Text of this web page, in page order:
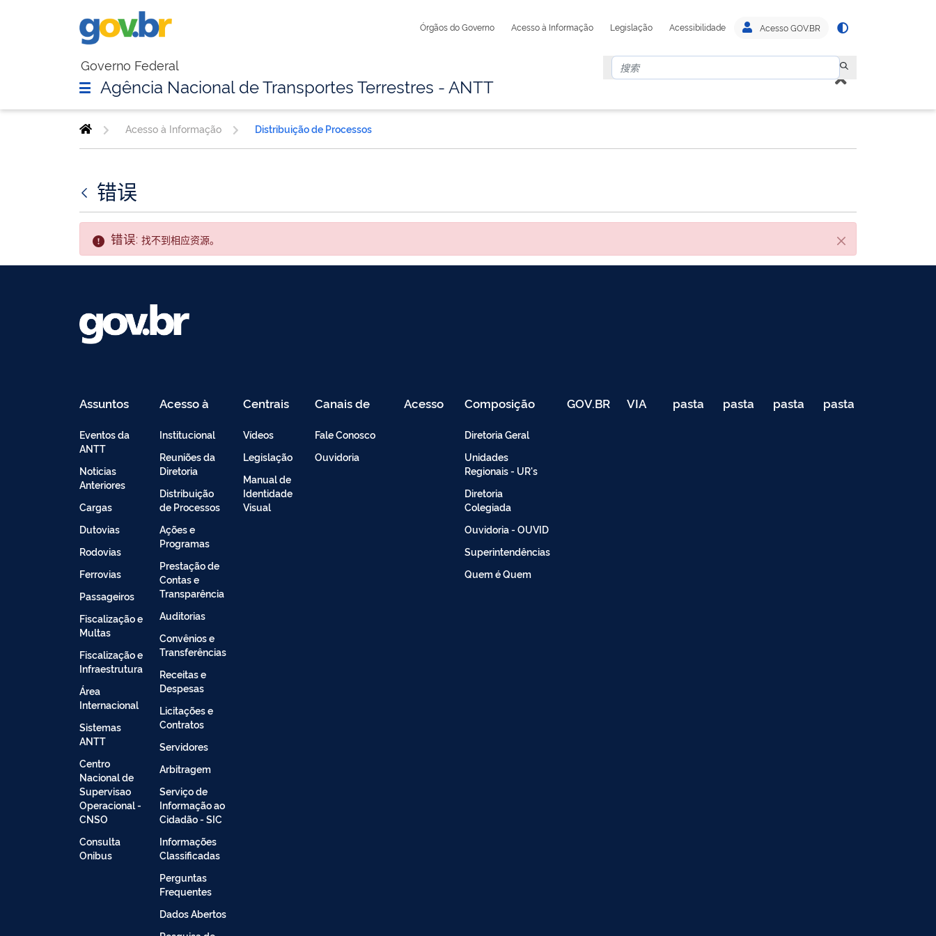
Órgãos do Governo Acesso à Informação Legislação Acessibilidade Acesso GOV.BR
Governo Federal
Agência Nacional de Transportes Terrestres - ANTT
Acesso à Informação Distribuição de Processos
错误
关闭
错误: 找不到相应资源。
Assuntos
Eventos da
ANTT
Noticias
Anteriores
Cargas
Dutovias
Rodovias
Ferrovias
Passageiros
Fiscalização e
Multas
Fiscalização e
Infraestrutura
Área
Internacional
Sistemas
ANTT
Centro
Nacional de
Supervisao
Operacional -
CNSO
Consulta
Onibus
Acesso à
Institucional
Reuniões da
Diretoria
Distribuição
de Processos
Ações e
Programas
Prestação de
Contas e
Transparência
Auditorias
Convênios e
Transferências
Receitas e
Despesas
Licitações e
Contratos
Servidores
Arbitragem
Serviço de
Informação ao
Cidadão - SIC
Informações
Classificadas
Perguntas
Frequentes
Dados Abertos
Centrais
Vídeos
Legislação
Manual de
Identidade
Visual
Canais de
Fale Conosco
Ouvidoria
Acesso Composição
Diretoria Geral
Unidades
Regionais - UR's
Diretoria
Colegiada
Ouvidoria - OUVID
Superintendências
Quem é Quem
GOV.BR VIA pasta
de
pasta
de
pasta
de
pasta
de